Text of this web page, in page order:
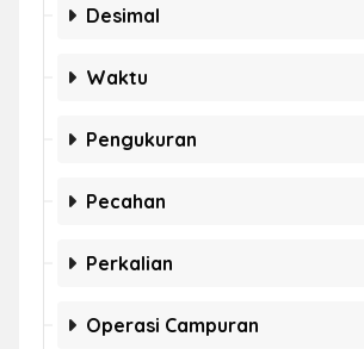
Desimal
Waktu
Pengukuran
Pecahan
Perkalian
Operasi Campuran